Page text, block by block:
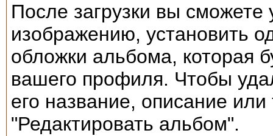
После загрузки вы сможете
изображению, установить
обложки альбома, которая
вашего профиля. Чтобы
его название, описание
"Редактировать альбом".